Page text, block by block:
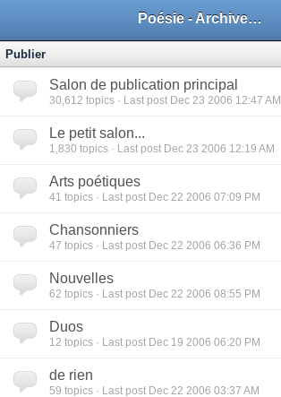
Poésie - Archives de Toute La Poésie - 2005 - 2006
Publier
Salon de publication principal
30,612 topics · Last post Dec 23 2006 12:47 AM
Le petit salon...
1,830 topics · Last post Dec 23 2006 12:19 AM
Arts poétiques
41 topics · Last post Dec 22 2006 07:09 PM
Chansonniers
47 topics · Last post Dec 22 2006 06:36 PM
Nouvelles
62 topics · Last post Dec 22 2006 08:55 PM
Duos
12 topics · Last post Dec 19 2006 06:20 PM
de rien
59 topics · Last post Dec 22 2006 03:37 AM